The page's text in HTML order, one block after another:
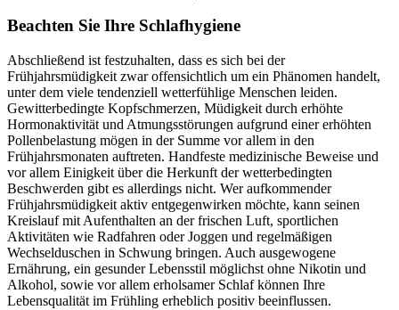
Beachten Sie Ihre Schlafhygiene
Abschließend ist festzuhalten, dass es sich bei der
Frühjahrsmüdigkeit zwar offensichtlich um ein Phänomen handelt,
unter dem viele tendenziell wetterfühlige Menschen leiden.
Gewitterbedingte Kopfschmerzen, Müdigkeit durch erhöhte
Hormonaktivität und Atmungsstörungen aufgrund einer erhöhten
Pollenbelastung mögen in der Summe vor allem in den
Frühjahrsmonaten auftreten. Handfeste medizinische Beweise und
vor allem Einigkeit über die Herkunft der wetterbedingten
Beschwerden gibt es allerdings nicht. Wer aufkommender
Frühjahrsmüdigkeit aktiv entgegenwirken möchte, kann seinen
Kreislauf mit Aufenthalten an der frischen Luft, sportlichen
Aktivitäten wie Radfahren oder Joggen und regelmäßigen
Wechselduschen in Schwung bringen. Auch ausgewogene
Ernährung, ein gesunder Lebensstil möglichst ohne Nikotin und
Alkohol, sowie vor allem erholsamer Schlaf können Ihre
Lebensqualität im Frühling erheblich positiv beeinflussen.